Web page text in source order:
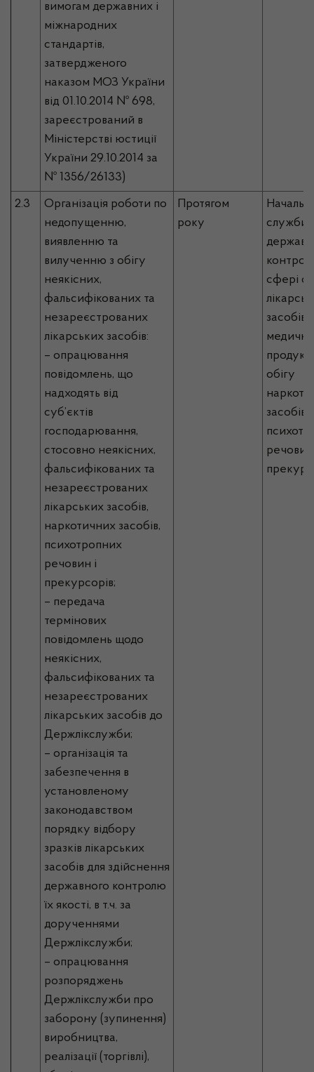
вимогам державних і
міжнародних
стандартів,
затвердженого
наказом МОЗ України
від 01.10.2014 № 698,
зареєстрований в
Міністерстві юстиції
України 29.10.2014 за
№ 1356/26133)
2.3
Організація роботи по
недопущенню,
виявленню та
вилученню з обігу
неякісних,
фальсифікованих та
незареєстрованих
лікарських засобів:
– опрацювання
повідомлень, що
надходять від
суб’єктів
господарювання,
стосовно неякісних,
фальсифікованих та
незареєстрованих
лікарських засобів,
наркотичних засобів,
психотропних
речовин і
прекурсорів;
– передача
термінових
повідомлень щодо
неякісних,
фальсифікованих та
незареєстрованих
лікарських засобів до
Держлікслужби;
– організація та
забезпечення в
установленому
законодавством
порядку відбору
зразків лікарських
засобів для здійснення
державного контролю
їх якості, в т.ч. за
дорученнями
Держлікслужби;
– опрацювання
розпоряджень
Держлікслужби про
заборону (зупинення)
виробництва,
реалізації (торгівлі),
Протягом
року
служби,
сфері
засобів,
обігу
засобів,
речовин